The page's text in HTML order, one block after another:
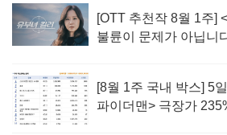
[OTT 추천작 8월 1주]
불륜이 문제가 아닙니
[8월 1주 국내 박스] 5
파이더맨> 극장가